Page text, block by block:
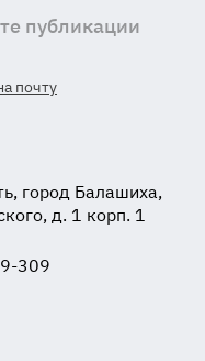
публикации
почту
город Балашиха,
д. 1 корп. 1
309